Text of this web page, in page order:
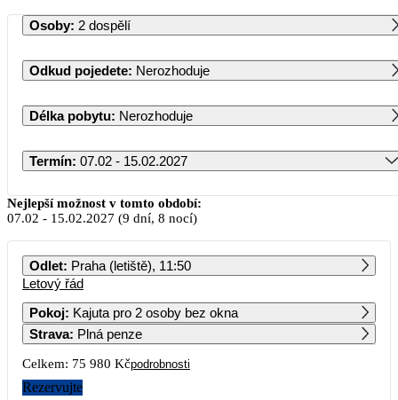
Osoby: 2 dospělí
Odkud pojedete: Nerozhoduje
Délka pobytu: Nerozhoduje
Termín: 07.02 - 15.02.2027
Únor 2027
PO ÚT ST ČT PÁ SO NE
37 990
8 9
Nejlepší možnost v tomto období:
07.02 - 15.02.2027 (9 dní, 8 nocí)
Odlet: Praha (letiště), 11:50
Letový řád
Pokoj: Kajuta pro 2 osoby bez okna
Strava: Plná penze
Celkem: 75 980 Kčpodrobnosti
Rezervujte